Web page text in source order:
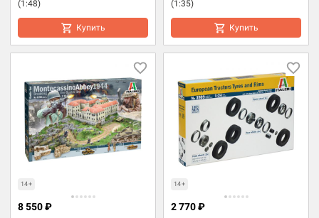
(1:48)
Купить
(1:35)
Купить
14+
8 550 ₽
14+
2 770 ₽